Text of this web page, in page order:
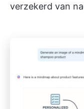
verzekerd van